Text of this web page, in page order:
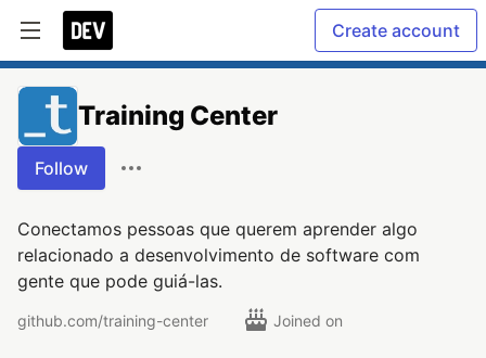
Create account
Training Center
Follow
Conectamos pessoas que querem aprender algo
relacionado a desenvolvimento de software com
gente que pode guiá-las.
github.com/training-center Joined on